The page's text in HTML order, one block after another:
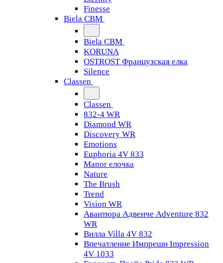
Finesse
Biela CBM
Biela CBM
KORUNA
OSTROST Французская елка
Silence
Classen
Classen
832-4 WR
Diamond WR
Discovery WR
Emotions
Euphoria 4V 833
Manor елочка
Nature
The Brush
Trend
Vision WR
Авантюра Адвенче Adventure 832
WR
Вилла Villa 4V 832
Впечатление Импрешн Impression
4V 1033